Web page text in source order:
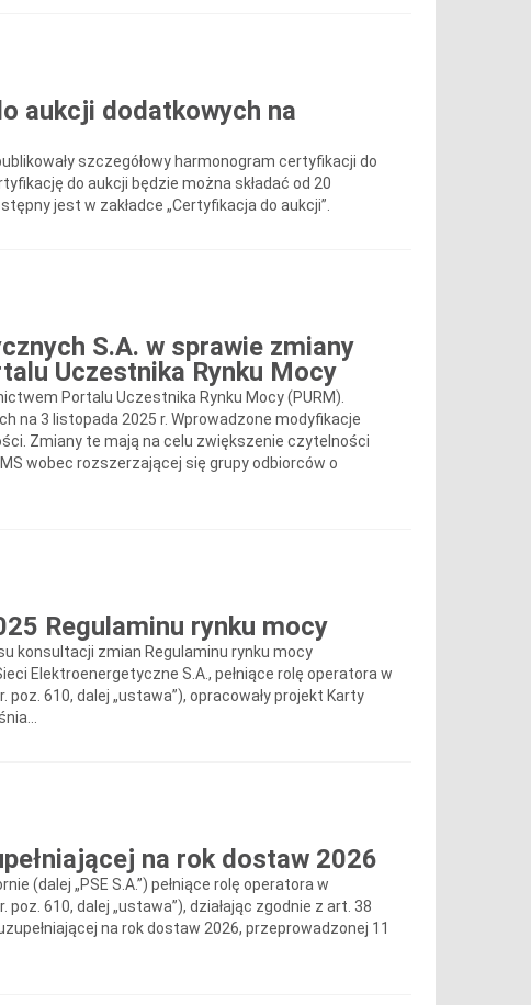
aukcji dodatkowych na
szczegółowy harmonogram certyfikacji do
do aukcji będzie można składać od 20
jest w zakładce „Certyfikacja do aukcji”.
S.A. w sprawie zmiany
Uczestnika Rynku Mocy
Portalu Uczestnika Rynku Mocy (PURM).
na 3 listopada 2025 r. Wprowadzone modyfikacje
Zmiany te mają na celu zwiększenie czytelności
wobec rozszerzającej się grupy odbiorców o
Regulaminu rynku mocy
konsultacji zmian Regulaminu rynku mocy
Elektroenergetyczne S.A., pełniące rolę operatora w
610, dalej „ustawa”), opracowały projekt Karty
na rok dostaw 2026
(dalej „PSE S.A.”) pełniące rolę operatora w
610, dalej „ustawa”), działając zgodnie z art. 38
na rok dostaw 2026, przeprowadzonej 11